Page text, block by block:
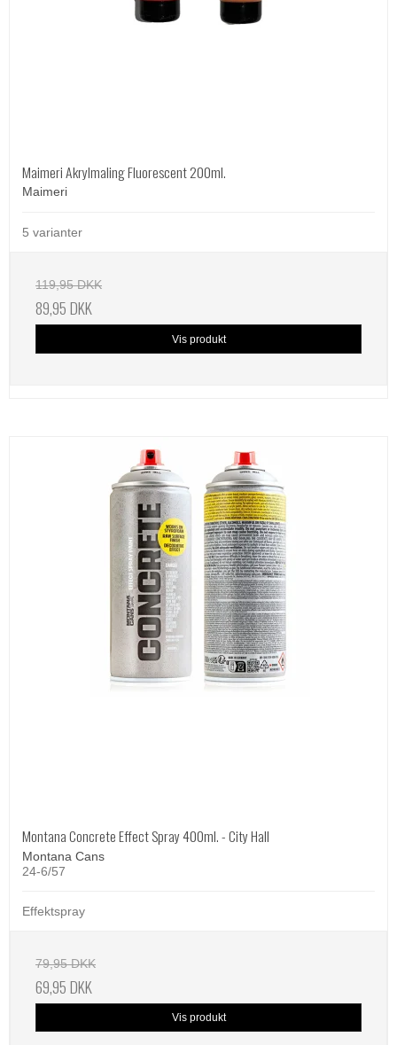
Maimeri Akrylmaling Fluorescent 200ml.
Maimeri
5 varianter
119,95 DKK
89,95 DKK
Vis produkt
Montana Concrete Effect Spray 400ml. - City Hall
Montana Cans
24-6/57
Effektspray
79,95 DKK
69,95 DKK
Vis produkt